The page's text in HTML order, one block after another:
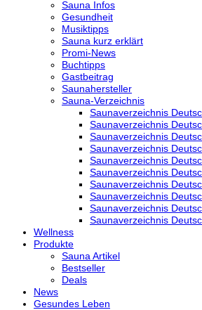
Sauna Infos
Gesundheit
Musiktipps
Sauna kurz erklärt
Promi-News
Buchtipps
Gastbeitrag
Saunahersteller
Sauna-Verzeichnis
Saunaverzeichnis
Saunaverzeichnis
Saunaverzeichnis
Saunaverzeichnis
Saunaverzeichnis
Saunaverzeichnis
Saunaverzeichnis
Saunaverzeichnis
Saunaverzeichnis
Saunaverzeichnis
Wellness
Produkte
Sauna Artikel
Bestseller
Deals
News
Gesundes Leben